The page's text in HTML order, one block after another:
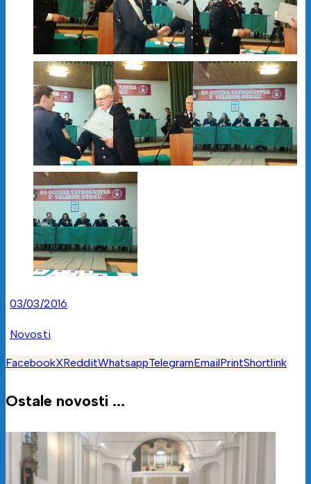
03/03/2016
Novosti
FacebookXRedditWhatsappTelegramEmailPrintShortlink
Ostale novosti ...